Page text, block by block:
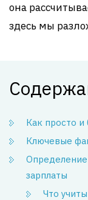
она
здесь мы
Как просто и
Ключевые
зарплаты
Что